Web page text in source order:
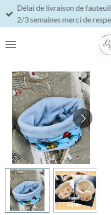
Passer
principal
Délai de livraison de
2/3 semaines merci de